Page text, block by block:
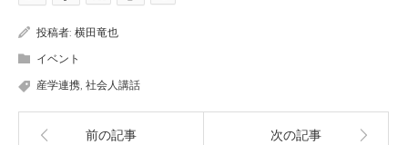
投稿者: 横田竜也
イベント
産学連携, 社会人講話
前の記事 次の記事